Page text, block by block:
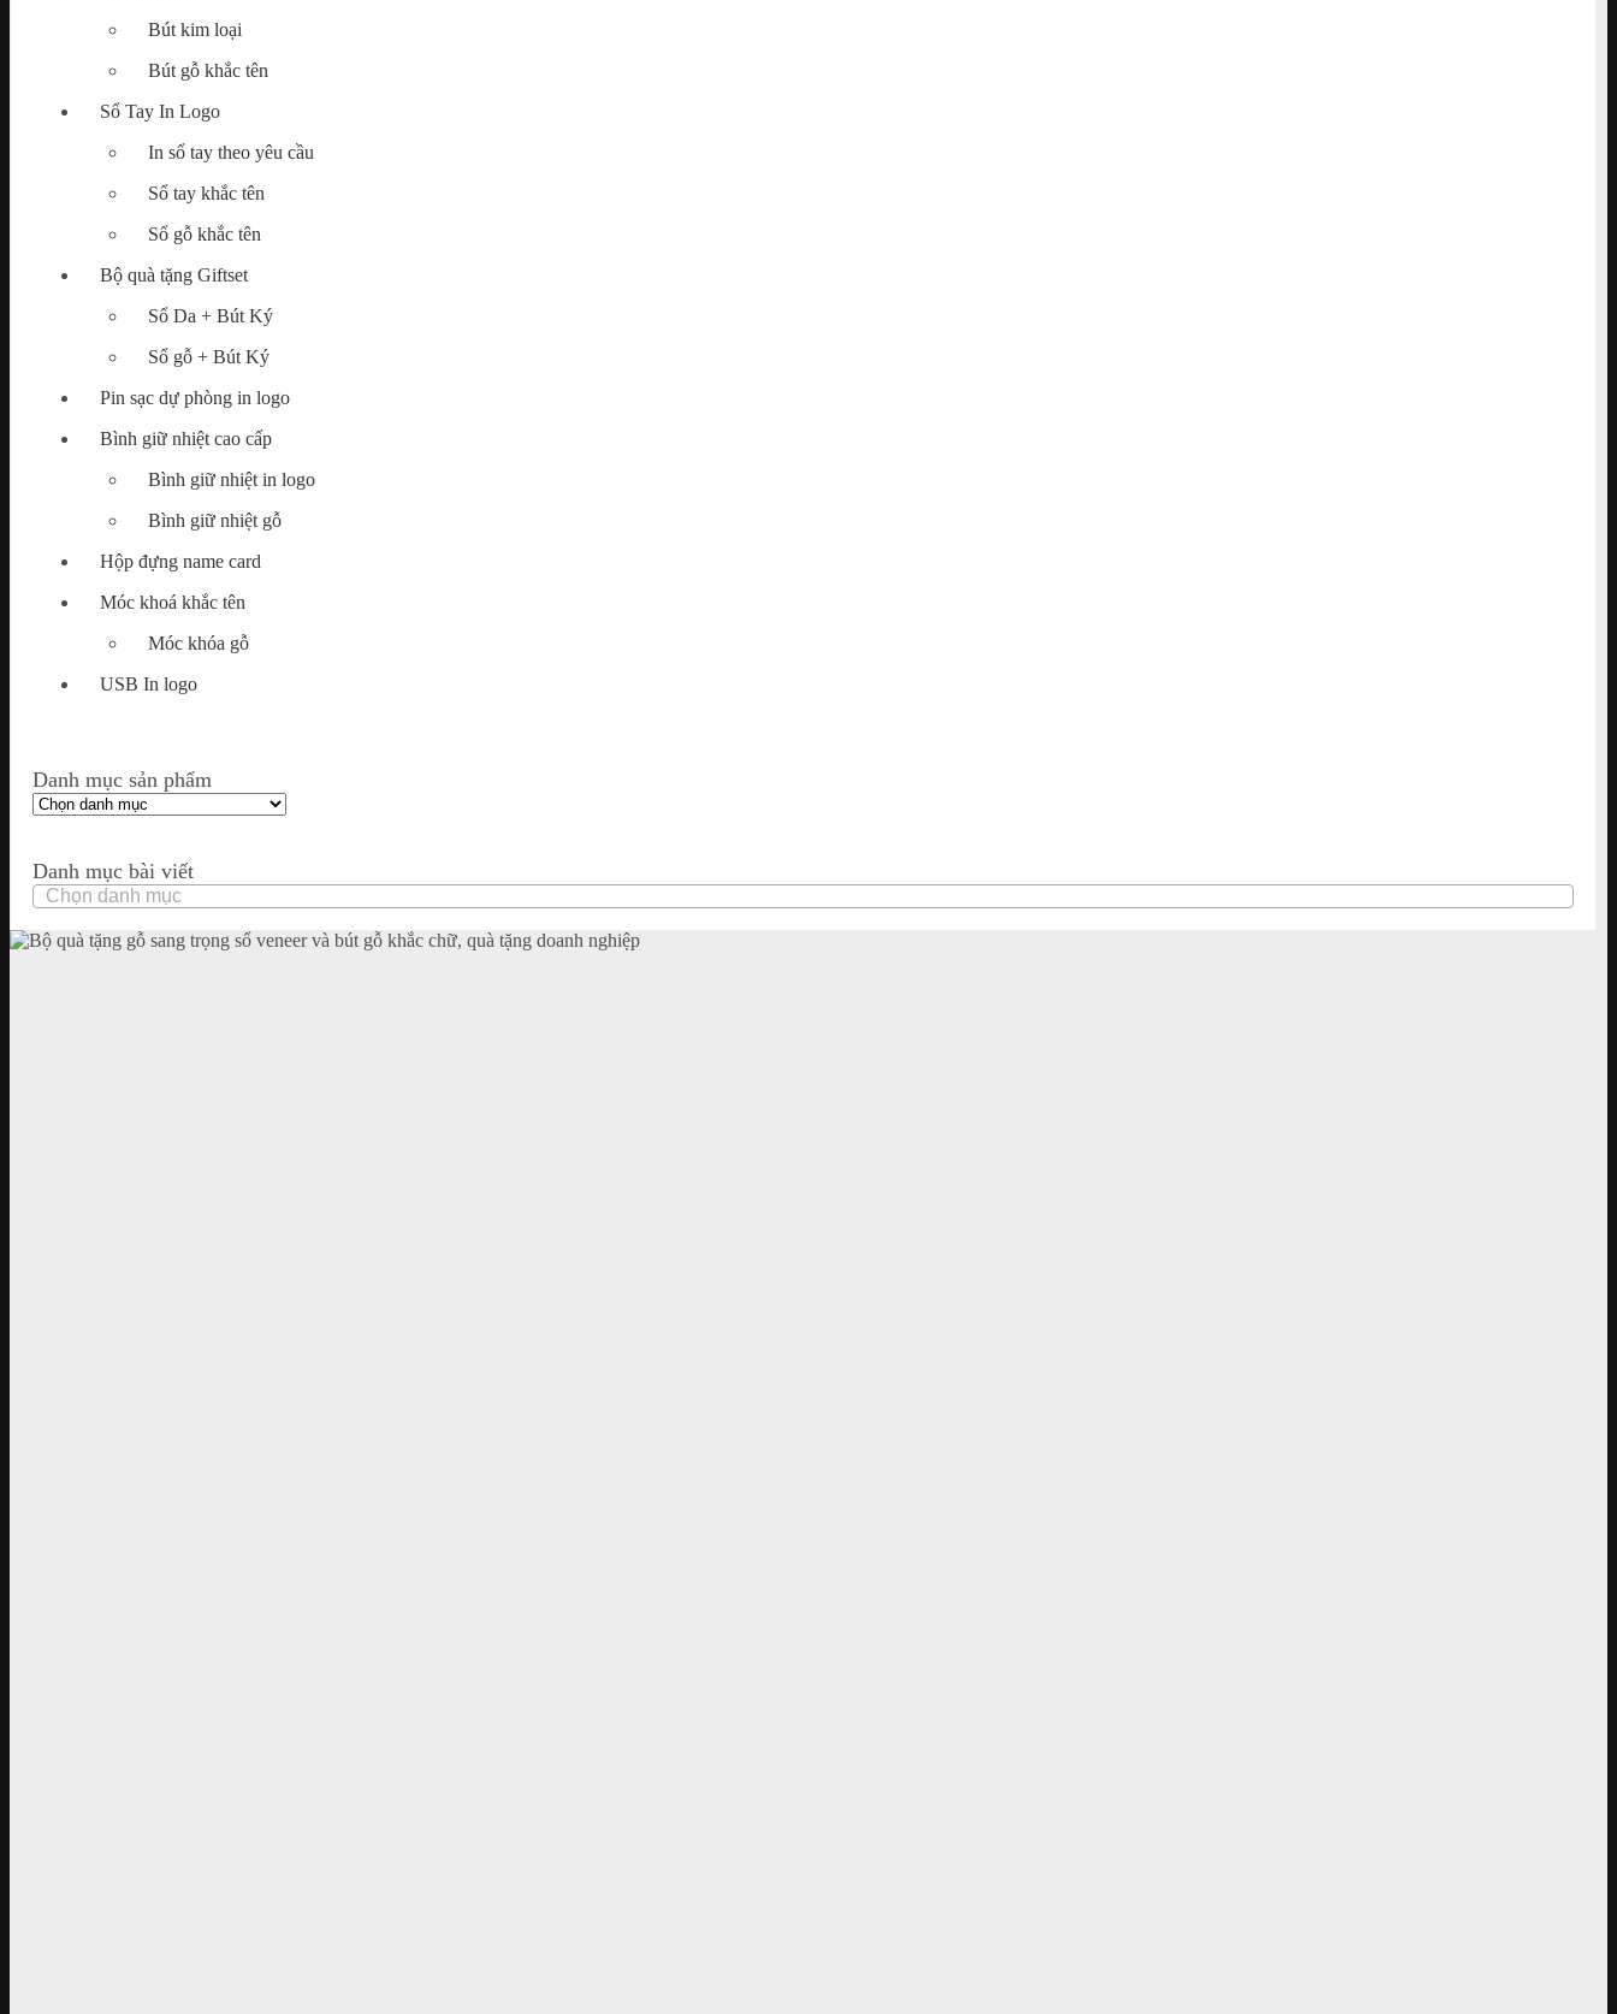
kiếm:
Chưa có sản phẩm trong giỏ hàng.
Bút kim loại
Bút gỗ khắc tên
Sổ Tay In Logo
In sổ tay theo yêu cầu
Sổ tay khắc tên
Sổ gỗ khắc tên
Bộ quà tặng Giftset
Sổ Da + Bút Ký
Sổ gỗ + Bút Ký
Pin sạc dự phòng in logo
Bình giữ nhiệt cao cấp
Bình giữ nhiệt in logo
Bình giữ nhiệt gỗ
Hộp đựng name card
Móc khoá khắc tên
Móc khóa gỗ
USB In logo
Danh mục sản phẩm
Danh mục bài viết
Danh
mục
bài